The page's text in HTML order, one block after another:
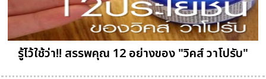
รู้ไว้ใช้ว่า!! สรรพคุณ 12 อย่างของ "วิคส์ วาโปรับ"